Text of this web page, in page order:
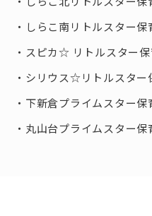
しらこ南リトルスター保
スピカ☆ リトルスター
シリウス☆リトルスター
下新倉プライムスター保
丸山台プライムスター保